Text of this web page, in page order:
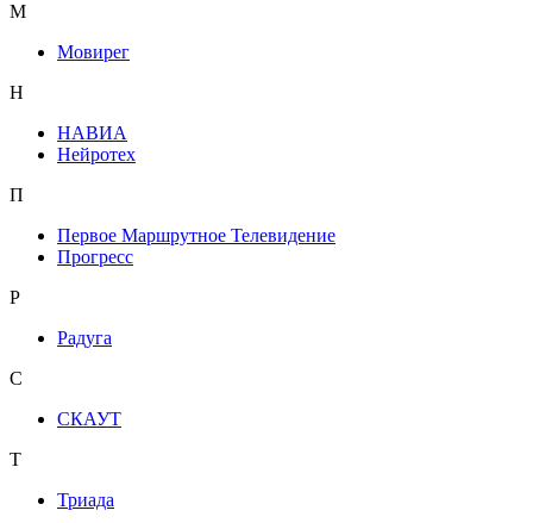
М
Мовирег
Н
НАВИА
Нейротех
П
Первое Маршрутное Телевидение
Прогресс
Р
Радуга
С
СКАУТ
Т
Триада